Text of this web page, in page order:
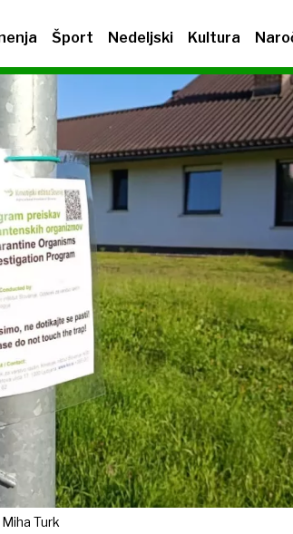
Šport Nedeljski Kultura
Turk